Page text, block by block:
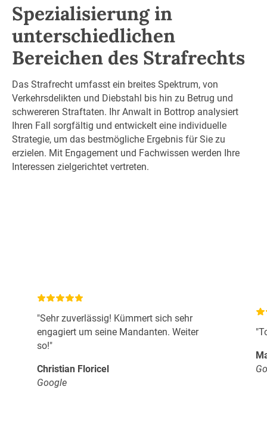
Spezialisierung in
unterschiedlichen
Bereichen des Strafrechts
Das Strafrecht umfasst ein breites Spektrum, von
Verkehrsdelikten und Diebstahl bis hin zu Betrug und
schwereren Straftaten. Ihr Anwalt in Bottrop analysiert
Ihren Fall sorgfältig und entwickelt eine individuelle
Strategie, um das bestmögliche Ergebnis für Sie zu
erzielen. Mit Engagement und Fachwissen werden Ihre
Interessen zielgerichtet vertreten.
"Sehr zuverlässig! Kümmert sich sehr
engagiert um seine Mandanten. Weiter
so!"
Christian Floricel
Google